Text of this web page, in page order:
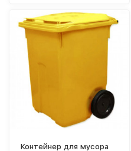
Контейнер для мусора